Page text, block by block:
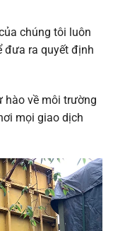
chúng tôi luôn
đưa ra quyết định
hào về môi trường
mọi giao dịch